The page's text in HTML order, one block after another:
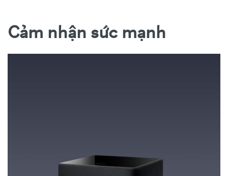
Cảm nhận sức mạnh